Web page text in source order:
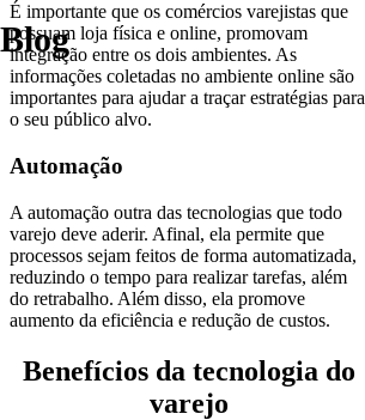
Blog
É importante que os comércios varejistas que
possuam loja física e online, promovam
integração entre os dois ambientes. As
informações coletadas no ambiente online são
importantes para ajudar a traçar estratégias para
o seu público alvo.
Automação
A automação outra das tecnologias que todo
varejo deve aderir. Afinal, ela permite que
processos sejam feitos de forma automatizada,
reduzindo o tempo para realizar tarefas, além
do retrabalho. Além disso, ela promove
aumento da eficiência e redução de custos.
Benefícios da tecnologia do
varejo